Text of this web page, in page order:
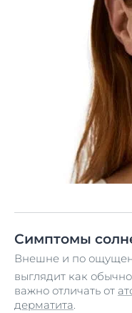
Симптомы
Внешне и по
выглядит как
важно отличать от
дерматита.